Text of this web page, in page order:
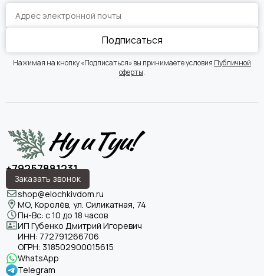
Подписаться
Нажимая на кнопку «Подписаться» вы принимаете условия Публичной
оферты.
+79257881231
Заказать звонок
shop@elochkivdom.ru
МО, Королёв, ул. Силикатная, 74
Пн-Вс: с 10 до 18 часов
ИП Губенко Дмитрий Игоревич
ИНН: 772791266706
ОГРН: 318502900015615
WhatsApp
Telegram